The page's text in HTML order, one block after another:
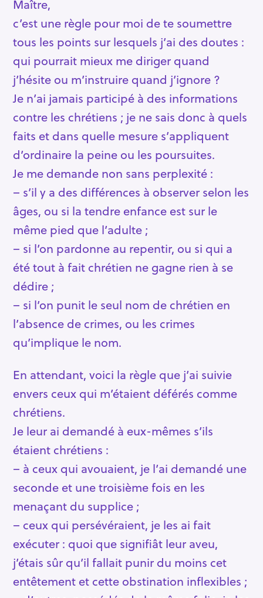
Maître,
c’est une règle pour moi de te soumettre
tous les points sur lesquels j’ai des doutes :
qui pourrait mieux me diriger quand
j’hésite ou m’instruire quand j’ignore ?
Je n’ai jamais participé à des informations
contre les chrétiens ; je ne sais donc à quels
faits et dans quelle mesure s’appliquent
d’ordinaire la peine ou les poursuites.
Je me demande non sans perplexité :
– s’il y a des différences à observer selon les
âges, ou si la tendre enfance est sur le
même pied que l’adulte ;
– si l’on pardonne au repentir, ou si qui a
été tout à fait chrétien ne gagne rien à se
dédire ;
– si l’on punit le seul nom de chrétien en
l’absence de crimes, ou les crimes
qu’implique le nom.
En attendant, voici la règle que j’ai suivie
envers ceux qui m’étaient déférés comme
chrétiens.
Je leur ai demandé à eux-mêmes s’ils
étaient chrétiens :
– à ceux qui avouaient, je l’ai demandé une
seconde et une troisième fois en les
menaçant du supplice ;
– ceux qui persévéraient, je les ai fait
exécuter : quoi que signifiât leur aveu,
j’étais sûr qu’il fallait punir du moins cet
entêtement et cette obstination inflexibles ;